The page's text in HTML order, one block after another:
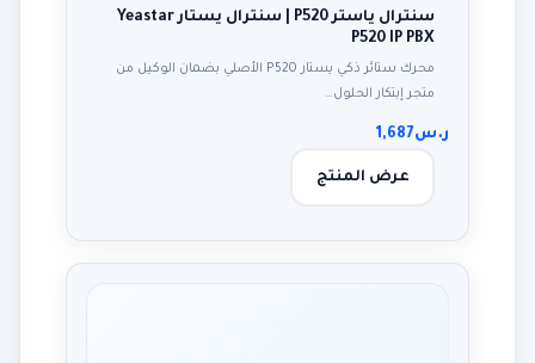
سنترال ياستر P520 | سنترال يستار Yeastar
P520 IP PBX
محرك ستائر ذكي يستار P520 الأصلي بضمان الوكيل من
متجر إبتكار الحلول…
ر.س1,687
عرض المنتج